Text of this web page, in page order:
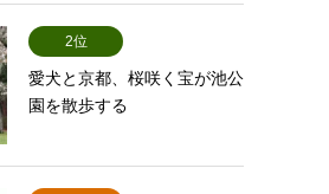
2位
愛犬と京都、桜咲く宝が池公
園を散歩する